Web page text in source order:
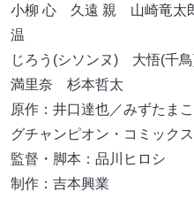
小柳 心 久遠 親 山崎竜
温
じろう(シソンヌ) 大悟(千
満里奈 杉本哲太
原作：井口達也／みずたま
グチャンピオン・コミックス
監督・脚本：品川ヒロシ
制作：吉本興業